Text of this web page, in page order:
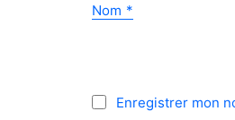
Nom *
Enregistrer mon